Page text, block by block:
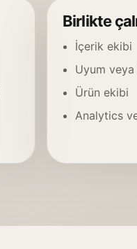
Birlikte
İçerik ekibi
Uyum
Ürün ekibi
Analytics